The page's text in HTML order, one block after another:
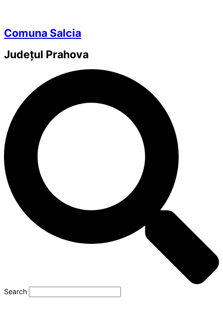
Comuna Salcia
Județul Prahova
Search